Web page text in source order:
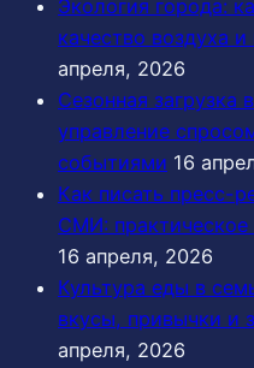
Экология города:
качество воздуха
апреля, 2026
Сезонная
управление
событиями 16
Как писать пресс-
СМИ: практическое
16 апреля, 2026
Культура еды в
вкусы, привычки и
апреля, 2026